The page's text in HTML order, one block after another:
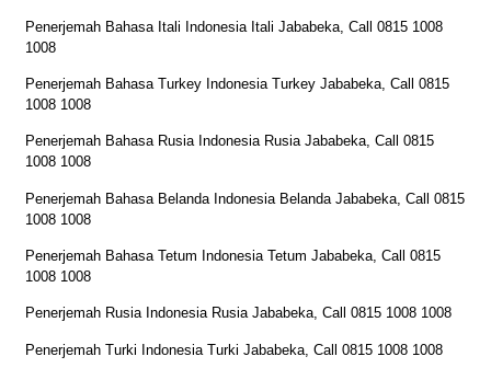
Penerjemah Bahasa Itali Indonesia Itali Jababeka, Call 0815 1008
1008
Penerjemah Bahasa Turkey Indonesia Turkey Jababeka, Call 0815
1008 1008
Penerjemah Bahasa Rusia Indonesia Rusia Jababeka, Call 0815
1008 1008
Penerjemah Bahasa Belanda Indonesia Belanda Jababeka, Call 0815
1008 1008
Penerjemah Bahasa Tetum Indonesia Tetum Jababeka, Call 0815
1008 1008
Penerjemah Rusia Indonesia Rusia Jababeka, Call 0815 1008 1008
Penerjemah Turki Indonesia Turki Jababeka, Call 0815 1008 1008